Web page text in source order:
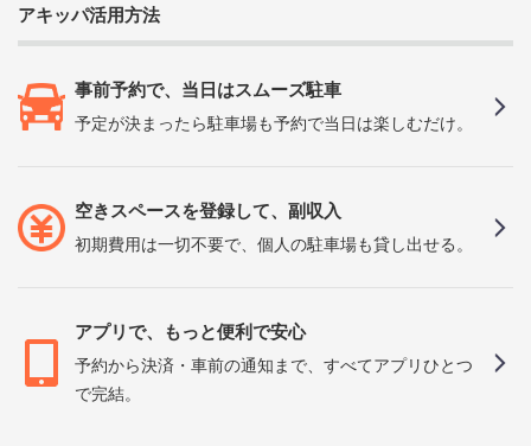
アキッパ活用方法
事前予約で、当日はスムーズ駐車
予定が決まったら駐車場も予約で当日は楽しむだけ。
空きスペースを登録して、副収入
初期費用は一切不要で、個人の駐車場も貸し出せる。
アプリで、もっと便利で安心
予約から決済・車前の通知まで、すべてアプリひとつ
で完結。